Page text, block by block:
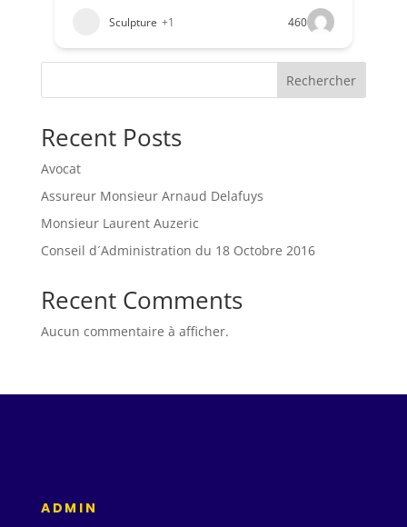
Sculpture +1 460
Rechercher
Recent Posts
Avocat
Assureur Monsieur Arnaud Delafuys
Monsieur Laurent Auzeric
Conseil d´Administration du 18 Octobre 2016
Recent Comments
Aucun commentaire à afficher.
ADMIN